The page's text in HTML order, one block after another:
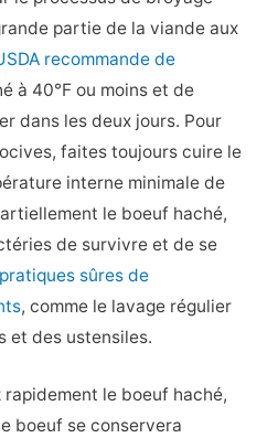
partie de la viande aux
recommande de
à 40°F ou moins et de
dans les deux jours. Pour
faites toujours cuire le
interne minimale de
le boeuf haché,
de survivre et de se
pratiques sûres de
, comme le lavage régulier
et des ustensiles.
le boeuf haché,
boeuf se conservera